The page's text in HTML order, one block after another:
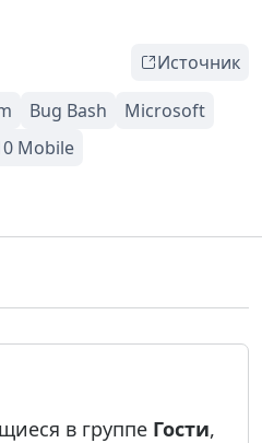
Источник
в группе Гости,